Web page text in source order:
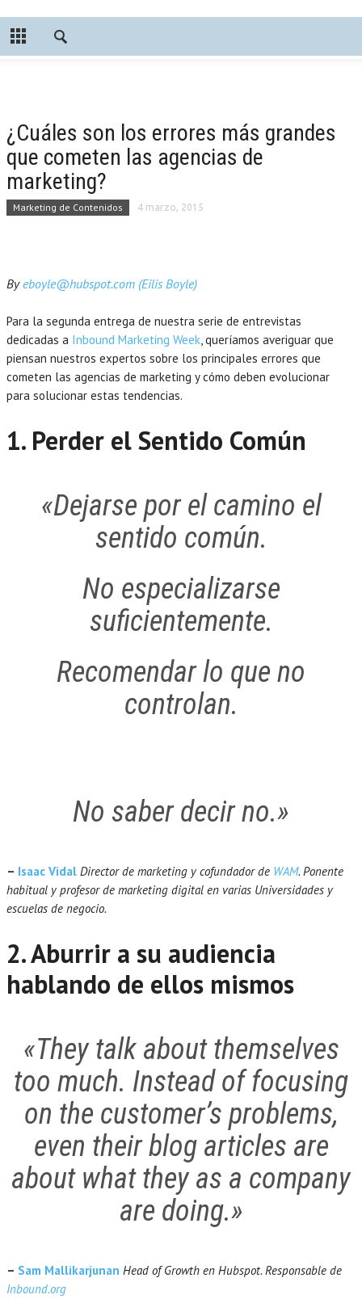
¿Cuáles son los errores más grandes
que cometen las agencias de
marketing?
Marketing de Contenidos 4 marzo, 2015
Byeboyle@hubspot.com (Eilis Boyle)
Para la segunda entrega de nuestra serie de entrevistas
dedicadas a Inbound Marketing Week, queríamos averiguar que
piensan nuestros expertos sobre los principales errores que
cometen las agencias de marketing y cómo deben evolucionar
para solucionar estas tendencias.
1. Perder el Sentido Común
«Dejarse por el camino el
sentido común.
No especializarse
suficientemente.
Recomendar lo que no
controlan.
No saber decir no.»
– Isaac Vidal Director de marketing y cofundador de WAM. Ponente
habitual y profesor de marketing digital en varias Universidades y
escuelas de negocio.
2. Aburrir a su audiencia
hablando de ellos mismos
«They talk about themselves
too much. Instead of focusing
on the customer’s problems,
even their blog articles are
about whatthey as a company
are doing.»
– Sam Mallikarjunan Head of Growth en Hubspot. Responsable de
Inbound.org